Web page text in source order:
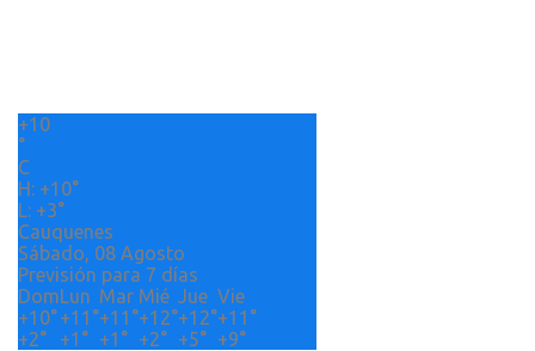
i
s
+10
°
C
H: +10°
L: +3°
Cauquenes
Sábado, 08 Agosto
Previsión para 7 días
DomLun Mar Mié Jue Vie
+10°+11°+11°+12°+12°+11°
+2° +1° +1° +2° +5° +9°